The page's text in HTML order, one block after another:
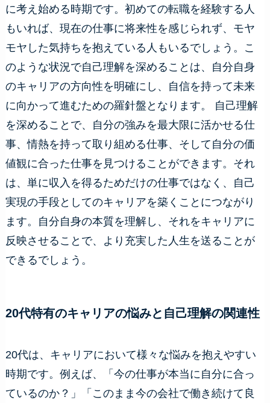
に考え始める時期です。初めての転職を経験する人
もいれば、現在の仕事に将来性を感じられず、モヤ
モヤした気持ちを抱えている人もいるでしょう。こ
のような状況で自己理解を深めることは、自分自身
のキャリアの方向性を明確にし、自信を持って未来
に向かって進むための羅針盤となります。 自己理解
を深めることで、自分の強みを最大限に活かせる仕
事、情熱を持って取り組める仕事、そして自分の価
値観に合った仕事を見つけることができます。それ
は、単に収入を得るためだけの仕事ではなく、自己
実現の手段としてのキャリアを築くことにつながり
ます。自分自身の本質を理解し、それをキャリアに
反映させることで、より充実した人生を送ることが
できるでしょう。
20代特有のキャリアの悩みと自己理解の関連性
20代は、キャリアにおいて様々な悩みを抱えやすい
時期です。例えば、「今の仕事が本当に自分に合っ
ているのか？」「このまま今の会社で働き続けて良